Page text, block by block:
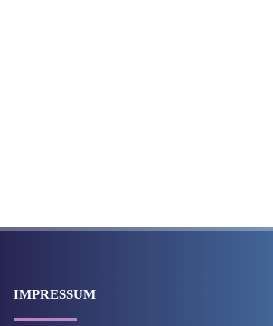
IMPRESSUM